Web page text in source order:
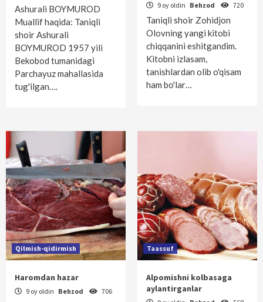
Ashurali BOYMUROD
Muallif haqida: Taniqli
shoir Ashurali
BOYMUROD 1957 yili
Bekobod tumanidagi
Parchayuz mahallasida
tug'ilgan….
9 oy oldin Behzod 720
Taniqli shoir Zohidjon
Olovning yangi kitobi
chiqqanini eshitgandim.
Kitobni izlasam,
tanishlardan olib o'qisam
ham bo'lar…
Qilmish-qidirmish
Haromdan hazar
9 oy oldin Behzod 706
Taassuf
Alpomishni kolbasaga
aylantirganlar